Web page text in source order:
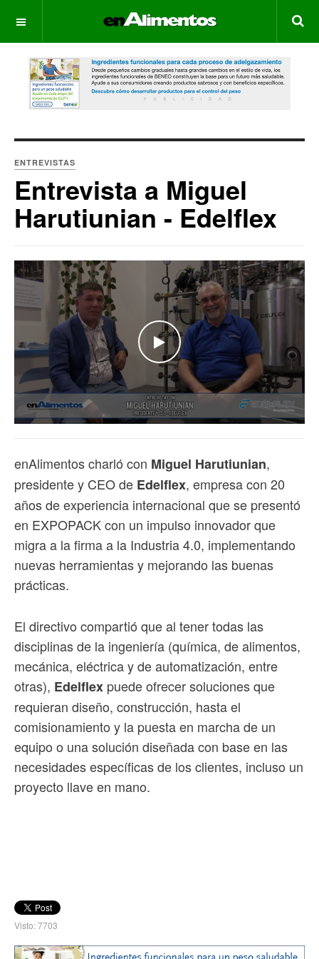
OFF CANVAS
ENTREVISTAS
Entrevista a Miguel
Harutiunian - Edelflex
WATCH THE VIDEO
enAlimentos charló con Miguel Harutiunian,
presidente y CEO de Edelflex, empresa con 20
años de experiencia internacional que se presentó
en EXPOPACK con un impulso innovador que
migra a la firma a la Industria 4.0, implementando
nuevas herramientas y mejorando las buenas
prácticas.
El directivo compartió que al tener todas las
disciplinas de la ingeniería (química, de alimentos,
mecánica, eléctrica y de automatización, entre
otras), Edelflex puede ofrecer soluciones que
requieran diseño, construcción, hasta el
comisionamiento y la puesta en marcha de un
equipo o una solución diseñada con base en las
necesidades específicas de los clientes, incluso un
proyecto llave en mano.
Visto: 7703